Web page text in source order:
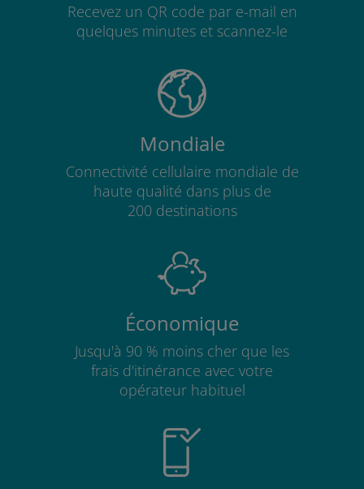
Recevez un QR code par e-mail en
quelques minutes et scannez-le
Mondiale
Connectivité cellulaire mondiale de
haute qualité dans plus de
200 destinations
Économique
Jusqu'à 90 % moins cher que les
frais d'itinérance avec votre
opérateur habituel